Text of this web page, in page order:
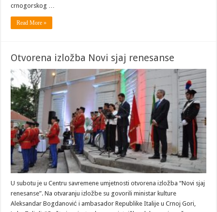
crnogorskog …
Read More »
Otvorena izložba Novi sjaj renesanse
U subotu je u Centru savremene umjetnosti otvorena izložba “Novi sjaj
renesanse”. Na otvaranju izložbe su govorili ministar kulture
Aleksandar Bogdanović i ambasador Republike Italije u Crnoj Gori,